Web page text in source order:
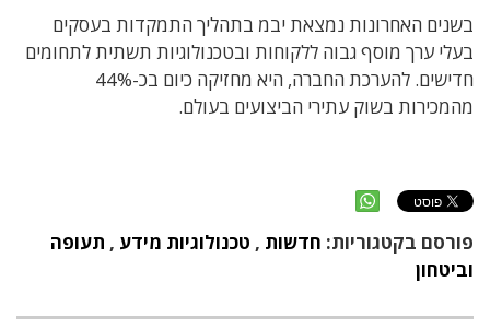
בשנים האחרונות נמצאת יבמ בתהליך התמקדות בעסקים
בעלי ערך מוסף גבוה ללקוחות ובטכנולוגיות תשתית לתחומים
חדישים. להערכת החברה, היא מחזיקה כיום בכ-44%
מהמכירות בשוק עתירי הביצועים בעולם.
פורסם בקטגוריות: חדשות , טכנולוגיות מידע , תעופה
וביטחון